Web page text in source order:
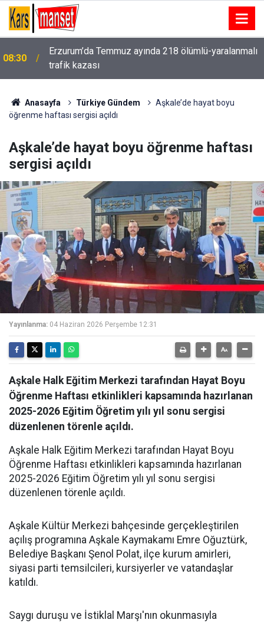
08:30
Erzurum’da Temmuz ayında 218 ölümlü-yaralanmalı
trafik kazası
08:29
Bahçeli, MHP İl Başkanı’nın oğlu Enes Doğan’ın
düğününe katıldı
Anasayfa Türkiye Gündem
Aşkale’de hayat boyu
öğrenme haftası sergisi açıldı
Aşkale’de hayat boyu öğrenme haftası
sergisi açıldı
Yayınlanma: 04 Haziran 2026 Perşembe 12:31
Aşkale Halk Eğitim Merkezi tarafından Hayat Boyu
Öğrenme Haftası etkinlikleri kapsamında hazırlanan
2025-2026 Eğitim Öğretim yılı yıl sonu sergisi
düzenlenen törenle açıldı.
Aşkale Halk Eğitim Merkezi tarafından Hayat Boyu
Öğrenme Haftası etkinlikleri kapsamında hazırlanan
2025-2026 Eğitim Öğretim yılı yıl sonu sergisi
düzenlenen törenle açıldı.
Aşkale Kültür Merkezi bahçesinde gerçekleştirilen
açılış programına Aşkale Kaymakamı Emre Oğuztürk,
Belediye Başkanı Şenol Polat, ilçe kurum amirleri,
siyasi parti temsilcileri, kursiyerler ve vatandaşlar
katıldı.
Saygı duruşu ve İstiklal Marşı'nın okunmasıyla